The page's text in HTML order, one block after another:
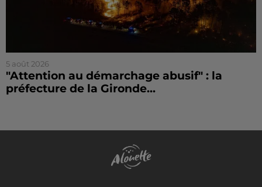
5 août 2026
"Attention au démarchage abusif" : la
préfecture de la Gironde...